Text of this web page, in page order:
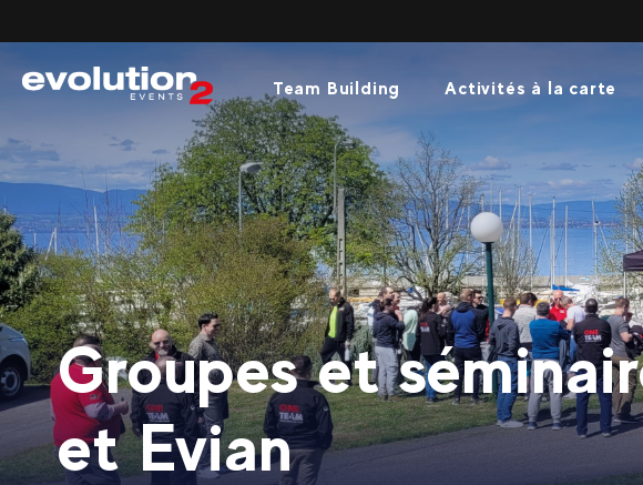
Team Building Activités à la carte
Groupes et
et Evian